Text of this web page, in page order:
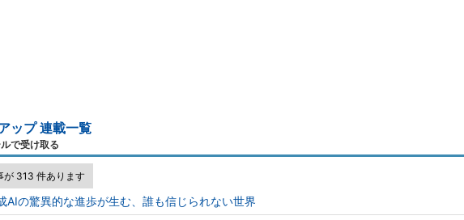
ップ 連載一覧
で受け取る
が 313 件あります
AIの驚異的な進歩が生む、誰も信じられない世界